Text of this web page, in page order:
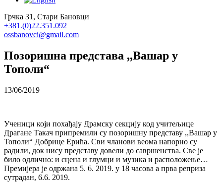
Грчка 31, Стари Бановци
+381.(0)22.351.092
ossbanovci@gmail.com
Позоришна представа ,,Вашар у
Тополи“
13/06/2019
Ученици који похађају Драмску секцију код учитељице
Драгане Такач припремили су позоришну представу ,,Вашар у
Тополи“ Добрице Ерића. Сви чланови веома напорно су
радили, док нису представу довели до савршенства. Све је
било одлично: и сцена и глумци и музика и расположење…
Премијера је одржана 5. 6. 2019. у 18 часова а прва реприза
сутрадан, 6.6. 2019.